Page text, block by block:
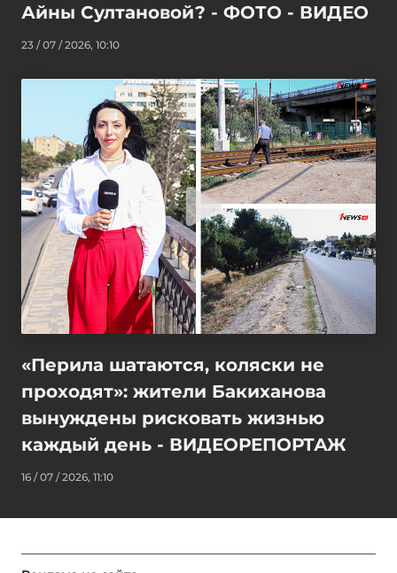
Айны Султановой? - ФОТО - ВИДЕО
23 / 07 / 2026, 10:10
«Перила шатаются, коляски не
проходят»: жители Бакиханова
вынуждены рисковать жизнью
каждый день - ВИДЕОРЕПОРТАЖ
16 / 07 / 2026, 11:10